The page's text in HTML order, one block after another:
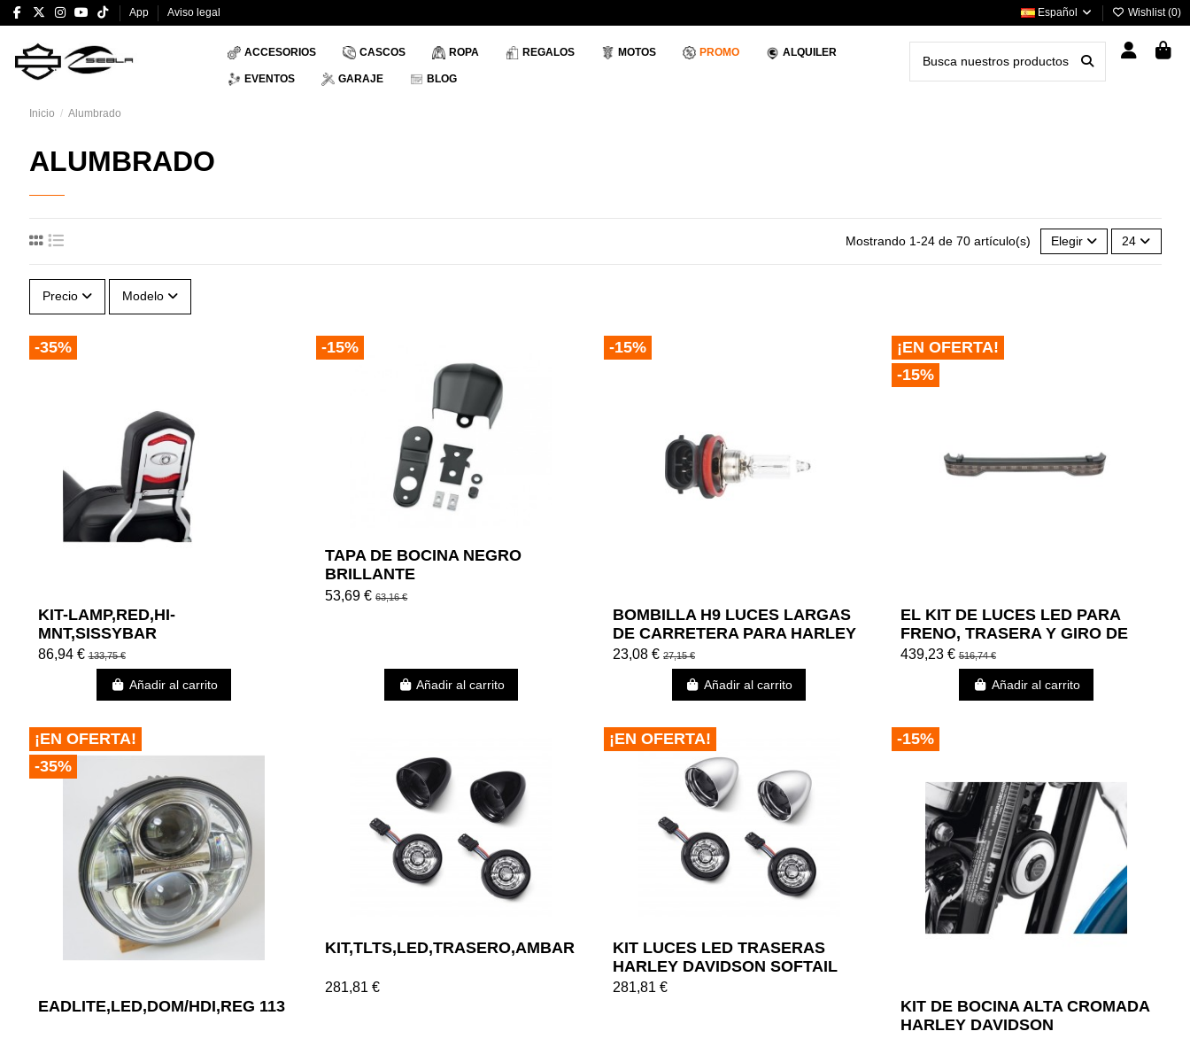
App Aviso legal Español Wishlist (0)
ACCESORIOS CASCOS ROPA REGALOS MOTOS PROMO ALQUILER
EVENTOS GARAJE BLOG
Inicio Alumbrado
ALUMBRADO
Mostrando 1-24 de 70 artículo(s) Elegir 24
Precio Modelo
-35%
KIT-LAMP,RED,HI-
MNT,SISSYBAR
86,94 €133,75 €
Añadir al carrito
-15%
TAPA DE BOCINA NEGRO
BRILLANTE
53,69 €63,16 €
Añadir al carrito
-15%
BOMBILLA H9 LUCES LARGAS
DE CARRETERA PARA HARLEY
DAVIDSON
23,08 € 27,15 €
Añadir al carrito
¡EN OFERTA!
-15%
EL KIT DE LUCES LED PARA
FRENO, TRASERA Y GIRO DE
KING TOUR-PAK
439,23 €516,74 €
Añadir al carrito
¡EN OFERTA!
-35%
EADLITE,LED,DOM/HDI,REG 113
KIT,TLTS,LED,TRASERO,AMBAR
281,81 €
¡EN OFERTA!
KIT LUCES LED TRASERAS
HARLEY DAVIDSON SOFTAIL
CON DISTINTIVO - CROMADO
281,81 €
-15%
KIT DE BOCINA ALTA CROMADA
HARLEY DAVIDSON